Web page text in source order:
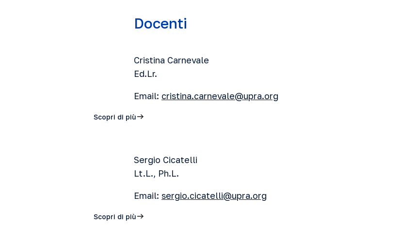
Docenti
Cristina Carnevale
Ed.Lr.
Email: cristina.carnevale@upra.org
Scopri di più
Sergio Cicatelli
Lt.L., Ph.L.
Email: sergio.cicatelli@upra.org
Scopri di più